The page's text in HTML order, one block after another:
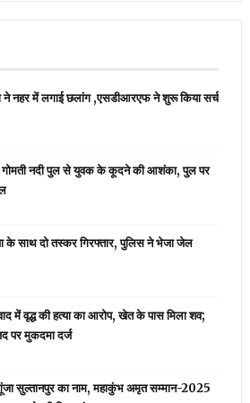
ने नहर में लगाई छलांग ,एसडीआरएफ ने शुरू किया सर्च
गोमती नदी पुल से युवक के कूदने की आशंका, पुल पर
के साथ दो तस्कर गिरफ्तार, पुलिस ने भेजा जेल
में वृद्ध की हत्या का आरोप, खेत के पास मिला शव;
पर मुकदमा दर्ज
सुल्तानपुर का नाम, महाकुंभ अमृत सम्मान-2025